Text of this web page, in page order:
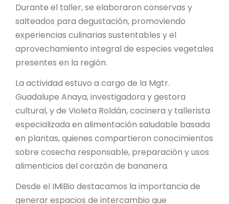
Durante el taller, se elaboraron conservas y
salteados para degustación, promoviendo
experiencias culinarias sustentables y el
aprovechamiento integral de especies vegetales
presentes en la región.
La actividad estuvo a cargo de la Mgtr.
Guadalupe Anaya, investigadora y gestora
cultural, y de Violeta Roldán, cocinera y tallerista
especializada en alimentación saludable basada
en plantas, quienes compartieron conocimientos
sobre cosecha responsable, preparación y usos
alimenticios del corazón de bananera.
Desde el IMiBio destacamos la importancia de
generar espacios de intercambio que